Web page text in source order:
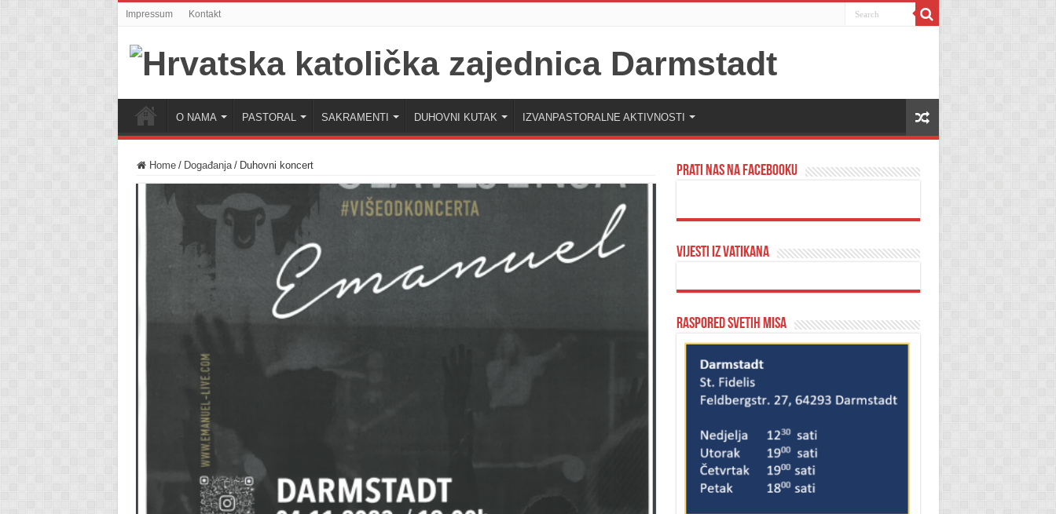
Impressum Kontakt
O NAMA PASTORAL SAKRAMENTI DUHOVNI KUTAK IZVANPASTORALNE AKTIVNOSTI
Home / Događanja / Duhovni koncert Prati nas na Facebooku
Vijesti iz Vatikana
Raspored svetih misa